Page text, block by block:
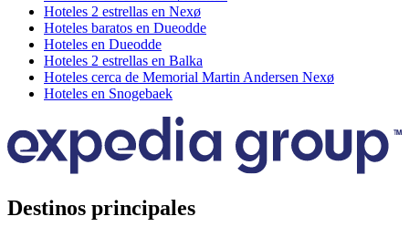
Hoteles 2 estrellas en Nexø
Hoteles baratos en Dueodde
Hoteles en Dueodde
Hoteles 2 estrellas en Balka
Hoteles cerca de Memorial Martin Andersen Nexø
Hoteles en Snogebaek
Destinos principales